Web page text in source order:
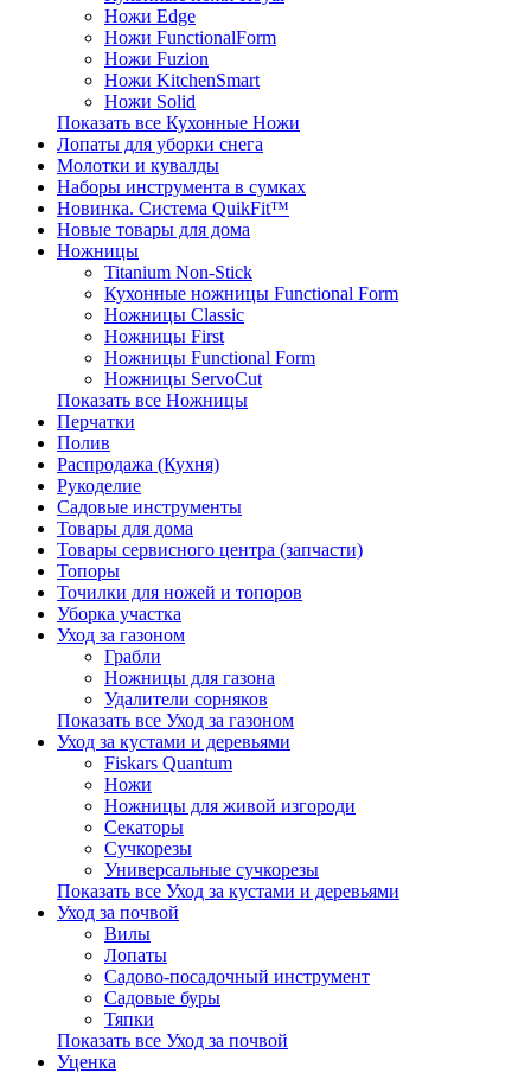
Ножи Edge
Ножи FunctionalForm
Ножи Fuzion
Ножи KitchenSmart
Ножи Solid
Показать все Кухонные Ножи
Лопаты для уборки снега
Молотки и кувалды
Наборы инструмента в сумках
Новинка. Система QuikFit™
Новые товары для дома
Ножницы
Titanium Non-Stick
Кухонные ножницы Functional Form
Ножницы Classic
Ножницы First
Ножницы Functional Form
Ножницы ServoCut
Показать все Ножницы
Перчатки
Полив
Распродажа (Кухня)
Рукоделие
Садовые инструменты
Товары для дома
Товары сервисного центра (запчасти)
Топоры
Точилки для ножей и топоров
Уборка участка
Уход за газоном
Грабли
Ножницы для газона
Удалители сорняков
Показать все Уход за газоном
Уход за кустами и деревьями
Fiskars Quantum
Ножи
Ножницы для живой изгороди
Секаторы
Сучкорезы
Универсальные сучкорезы
Показать все Уход за кустами и деревьями
Уход за почвой
Вилы
Лопаты
Садово-посадочный инструмент
Садовые буры
Тяпки
Показать все Уход за почвой
Уценка